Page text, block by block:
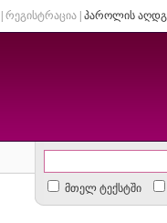
რეგისტრაცია| პაროლის
მთელ ტექსტში